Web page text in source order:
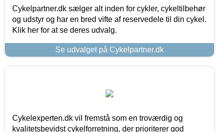
Cykelpartner.dk sælger alt inden for cykler, cykeltilbehør
og udstyr og har en bred vifte af reservedele til din cykel.
Klik her for at se deres udvalg.
Se udvalget på Cykelpartner.dk
Cykelexperten.dk vil fremstå som en troværdig og
kvalitetsbevidst cykelforretning, der prioriterer god